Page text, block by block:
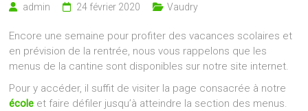
admin 24 février 2020 Vaudry
Encore une semaine pour profiter des vacances scolaires et
en prévision de la rentrée, nous vous rappelons que les
menus de la cantine sont disponibles sur notre site internet.
Pour y accéder, il suffit de visiter la page consacrée à notre
école et faire défiler jusqu’à atteindre la section des menus.